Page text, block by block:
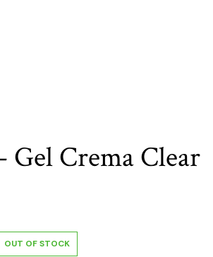
Gel Crema Clear
OUT OF STOCK